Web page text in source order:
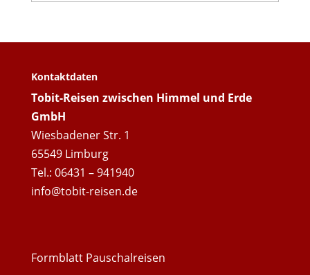
Kontaktdaten
Tobit-Reisen zwischen Himmel und Erde
GmbH
Wiesbadener Str. 1
65549 Limburg
Tel.: 06431 – 941940
info@tobit-reisen.de
Formblatt Pauschalreisen